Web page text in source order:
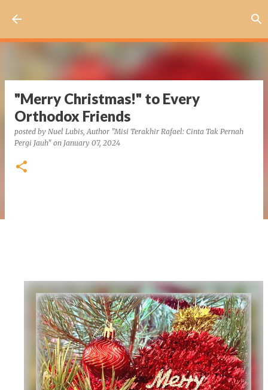
"Merry Christmas!" to Every
Orthodox Friends
posted by Nuel Lubis, Author "Misi Terakhir Rafael: Cinta Tak Pernah
Pergi Jauh" on January 07, 2024